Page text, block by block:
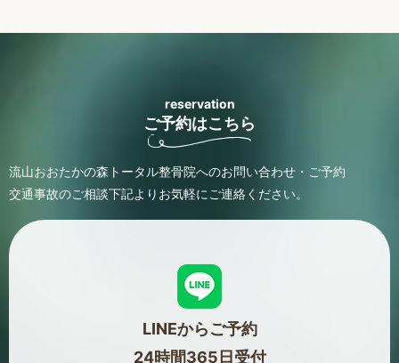
reservation
ご予約はこちら
流山おおたかの森トータル整骨院へのお問い合わせ・ご予約
交通事故のご相談下記よりお気軽にご連絡ください。
LINEからご予約
24時間365日受付